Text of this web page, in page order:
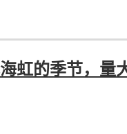
虹的季节，量